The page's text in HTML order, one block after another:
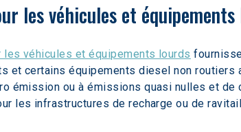
les véhicules et
les véhicules et équipements lourds
et certains équipements diesel non
émission ou à émissions quasi nulles et
les infrastructures de recharge ou de